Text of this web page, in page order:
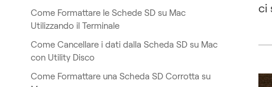
Come Formattare le Schede SD su Mac
Utilizzando il Terminale
Come Cancellare i dati dalla Scheda SD su Mac
con Utility Disco
Come Formattare una Scheda SD Corrotta su
ci